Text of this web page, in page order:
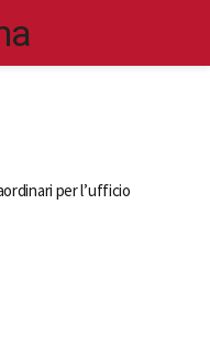
per l’ufficio